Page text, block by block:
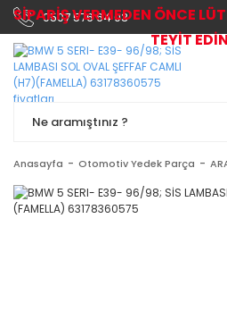
0507 576 64 03
Anasayfa Otomotiv Yedek Parça
SİPARİŞ VERMEDEN ÖNCE
TEYİT